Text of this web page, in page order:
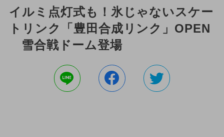
イルミ点灯式も！氷じゃないスケー
トリンク「豊田合成リンク」OPEN
雪合戦ドーム登場